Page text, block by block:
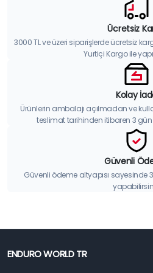
Ücretsiz
3000 TL ve üzeri siparişlerde ücretsiz
Yurtiçi Kargo ile
Kolay
Ürünlerin ambalajı açılmadan ve
teslimat tarihinden itibaren 3
Güvenli
Güvenli ödeme altyapısı sayesinde
ENDURO WORLD TR